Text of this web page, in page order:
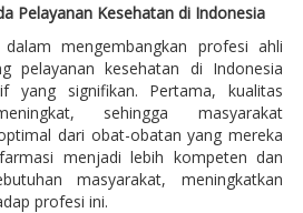
Pelayanan Kesehatan di Indonesia
mengembangkan profesi ahli
pelayanan kesehatan di Indonesia
yang signifikan. Pertama, kualitas
sehingga masyarakat
dari obat-obatan yang mereka
menjadi lebih kompeten dan
masyarakat, meningkatkan
profesi ini.